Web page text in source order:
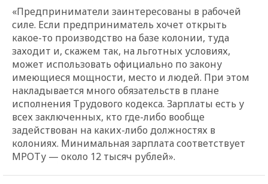
«Предприниматели заинтересованы в рабочей
силе. Если предприниматель хочет открыть
какое-то производство на базе колонии, туда
заходит и, скажем так, на льготных условиях,
может использовать официально по закону
имеющиеся мощности, место и людей. При этом
накладывается много обязательств в плане
исполнения Трудового кодекса. Зарплаты есть у
всех заключенных, кто где-либо вообще
задействован на каких-либо должностях в
колониях. Минимальная зарплата соответствует
МРОТу — около 12 тысяч рублей».